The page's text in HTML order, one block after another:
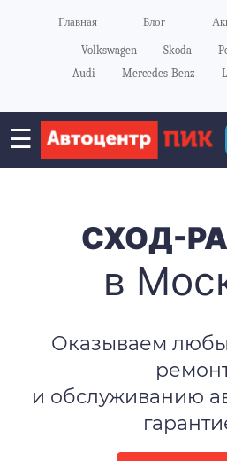
Главная Блог
Volkswagen Skoda
Audi
Mercedes-Benz
☰
СХОД-
в
Оказываем
и обслуживанию